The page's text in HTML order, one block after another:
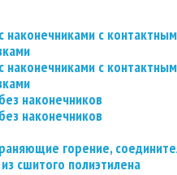
наконечниками с
наконечниками с
наконечников
наконечников
горение,
сшитого полиэтилена